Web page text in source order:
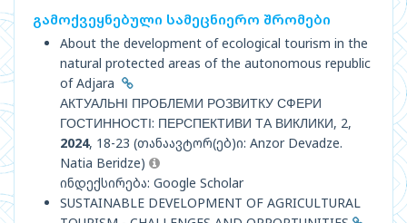
გამოქვეყნებული სამეცნიერო შრომები
About the development of ecological tourism in the
natural protected areas of the autonomous republic
of Adjara
АКТУАЛЬНІ ПРОБЛЕМИ РОЗВИТКУ СФЕРИ
ГОСТИННОСТІ: ПЕРСПЕКТИВИ ТА ВИКЛИКИ, 2,
2024, 18-23 (თანაავტორ(ებ)ი: Anzor Devadze.
Natia Beridze)
ინდექსირება: Google Scholar
SUSTAINABLE DEVELOPMENT OF AGRICULTURAL